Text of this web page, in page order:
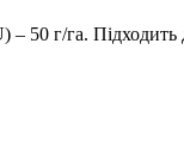
50 г/га.